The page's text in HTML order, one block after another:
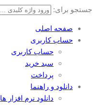
جستجو برای:
صفحه اصلی
حساب کاربری
حساب کاربری
سبد خرید
پرداخت
دانلود و راهنما
دانلود نرم افزار ها